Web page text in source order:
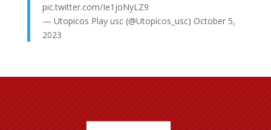
pic.twitter.com/Ie1joNyLZ9
— Utopicos Play usc (@Utopicos_usc) October 5,
2023